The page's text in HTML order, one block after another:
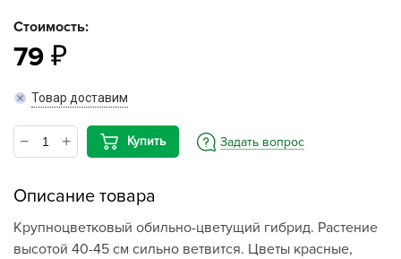
Стоимость:
79
Товар доставим
Купить Задать вопрос
Описание товара
Крупноцветковый обильно-цветущий гибрид. Растение
высотой 40-45 см сильно ветвится. Цветы красные,